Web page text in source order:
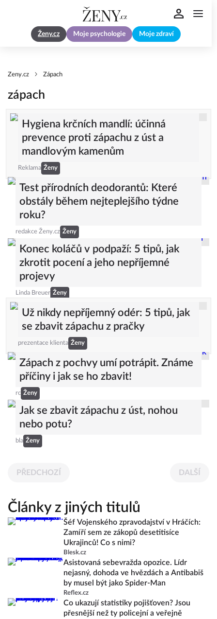
Ženy.cz Moje psychologie Moje zdraví
Zeny.cz Zápach
zápach
Hygiena krčních mandlí: účinná
prevence proti zápachu z úst a
mandlovým kamenům
Reklama Ženy
Test přírodních deodorantů: Které
obstály během nejteplejšího týdne
roku?
redakce Ženy.cz Ženy
Konec koláčů v podpaží: 5 tipů, jak
zkrotit pocení a jeho nepříjemné
projevy
Linda Breuer Ženy
Už nikdy nepříjemný odér: 5 tipů, jak
se zbavit zápachu z pračky
prezentace klienta Ženy
Zápach z pochvy umí potrápit. Známe
příčiny i jak se ho zbavit!
rc Ženy
Jak se zbavit zápachu z úst, nohou
nebo potu?
bla Ženy
PŘEDCHOZÍ DALŠÍ
Články z jiných titulů
Šéf Vojenského zpravodajství v Hráčích:
Zamíří sem ze zákopů desetitisíce
Ukrajinců! Co s nimi?
Blesk.cz
Asistovaná sebevražda opozice. Lídr
nejasný, dohoda ve hvězdách a Antibabiš
by musel být jako Spider-Man
Reflex.cz
Co ukazují statistiky pojišťoven? Jsou
přesnější než ty policejní a veřejně